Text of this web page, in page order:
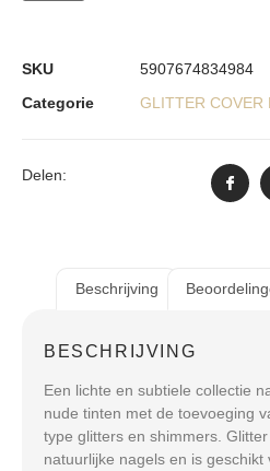
SKU
5907674834984
Categorie
GLITTER COVER
Delen:
Beschrijving
BESCHRIJVING
Een lichte en subtiele collectie
nude tinten met de toevoeging
type glitters en shimmers.
natuurlijke nagels en is